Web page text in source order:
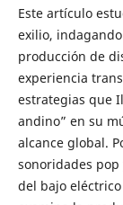
Este artículo
exilio,
producción de
experiencia
estrategias que
andino” en su
alcance global.
sonoridades
del bajo